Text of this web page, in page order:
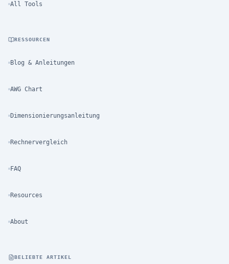
All Tools
RESSOURCEN
Blog & Anleitungen
AWG Chart
Dimensionierungsanleitung
Rechnervergleich
FAQ
Resources
About
BELIEBTE ARTIKEL